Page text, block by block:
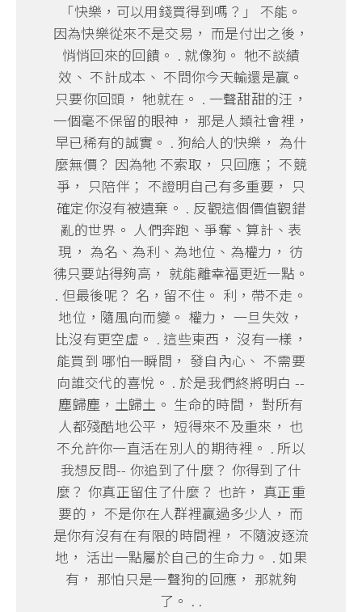
「快樂，可以用錢買得到嗎？」 不能。
因為快樂從來不是交易， 而是付出之後，
悄悄回來的回饋。 . 就像狗。 牠不談績
效、 不計成本、 不問你今天輸還是贏。
只要你回頭， 牠就在。 . 一聲甜甜的汪，
一個毫不保留的眼神， 那是人類社會裡，
早已稀有的誠實。 . 狗給人的快樂， 為什
麼無價？ 因為牠 不索取， 只回應； 不競
爭， 只陪伴； 不證明自己有多重要， 只
確定你沒有被遺棄。 . 反觀這個價值觀錯
亂的世界。 人們奔跑、爭奪、算計、表
現， 為名、為利、為地位、為權力， 彷
彿只要站得夠高， 就能離幸福更近一點。
. 但最後呢？ 名，留不住。 利，帶不走。
地位，隨風向而變。 權力， 一旦失效，
比沒有更空虛。 . 這些東西， 沒有一樣，
能買到 哪怕一瞬間， 發自內心、 不需要
向誰交代的喜悅。 . 於是我們終將明白 --
塵歸塵，土歸土。 生命的時間， 對所有
人都殘酷地公平， 短得來不及重來， 也
不允許你一直活在別人的期待裡。 . 所以
我想反問-- 你追到了什麼？ 你得到了什
麼？ 你真正留住了什麼？ 也許， 真正重
要的， 不是你在人群裡贏過多少人， 而
是你有沒有在有限的時間裡， 不隨波逐流
地， 活出一點屬於自己的生命力。 . 如果
有， 那怕只是一聲狗的回應， 那就夠
了。 . .